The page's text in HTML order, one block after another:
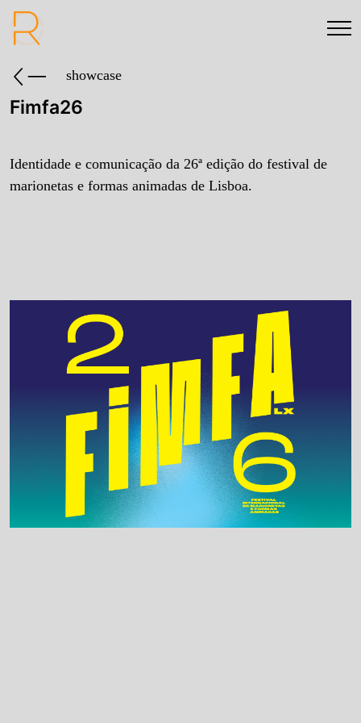
showcase
Fimfa26
Identidade e comunicação da 26ª edição do festival de
marionetas e formas animadas de Lisboa.